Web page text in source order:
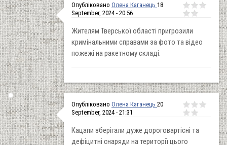
Опубліковано Олена Каганець 18
September, 2024 - 20:56
Жителям Тверської області пригрозили
кримінальними справами за фото та відео
пожежі на ракетному складі.
Опубліковано Олена Каганець 20
September, 2024 - 21:31
Кацапи зберігали дуже дороговартісні та
дефіцитні снаряди на території цього